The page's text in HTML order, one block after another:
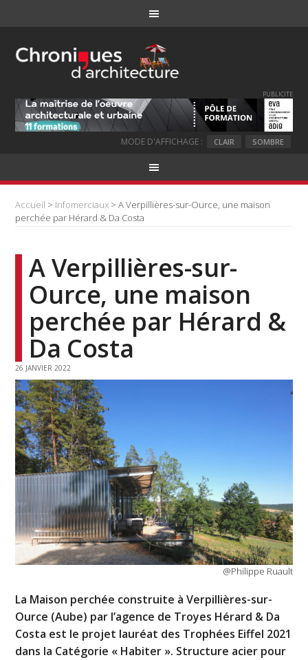
PUBLICITE
MODE D'AFFICHAGE : CLAIR SOMBRE
Accueil > Infomerciaux > A Verpillières-sur-Ource, une maison
perchée par Hérard & Da Costa
A Verpillières-sur-
Ource, une maison
perchée par Hérard &
Da Costa
26 JANVIER 2022
@Philippe Ruault
La Maison perchée construite à Verpillières-sur-
Ource (Aube) par l’agence de Troyes Hérard & Da
Costa est le projet lauréat des Trophées Eiffel 2021
dans la Catégorie « Habiter ». Structure acier pour